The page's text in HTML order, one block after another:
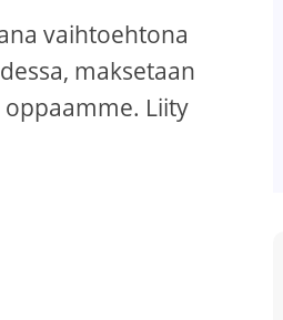
vaihtoehtona
maksetaan
Liity